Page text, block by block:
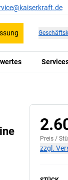
Preis /
zzgl.